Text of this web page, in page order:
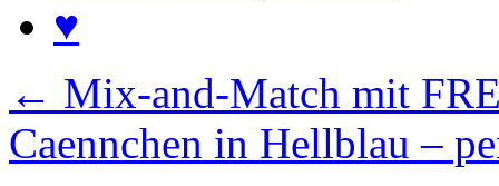
♥
← Mix-and-Match mit
Caennchen in Hellblau –